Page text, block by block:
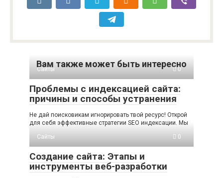
Вам также может быть интересно
Сайты 0
Проблемы с индексацией сайта:
причины и способы устранения
Не дай поисковикам игнорировать твой ресурс! Открой
для себя эффективные стратегии SEO индексации. Мы
Сайты
0
Создание сайта: Этапы и
инструменты веб-разработки